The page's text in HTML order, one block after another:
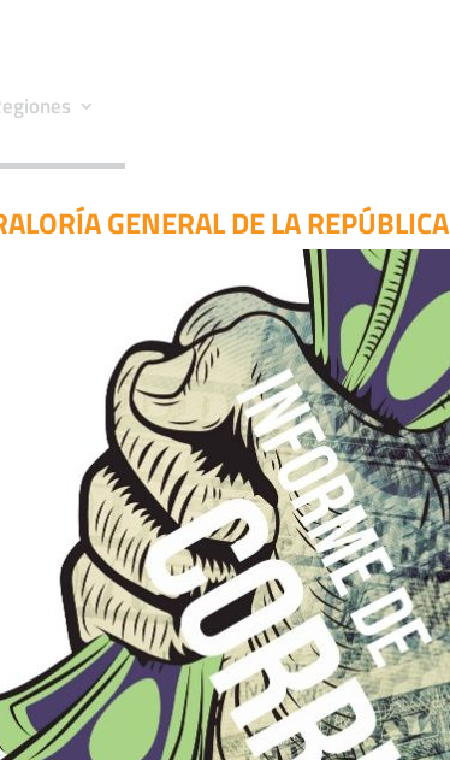
GENERAL DE LA REPÚBLICA